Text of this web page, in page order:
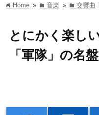
home Home » folder音楽 » folder交響曲
とにかく楽し
「軍隊」の名盤